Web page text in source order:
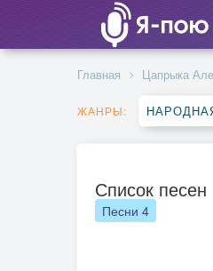
Главная Цапрыка
ЖАНРЫ:
Список
Песни 4